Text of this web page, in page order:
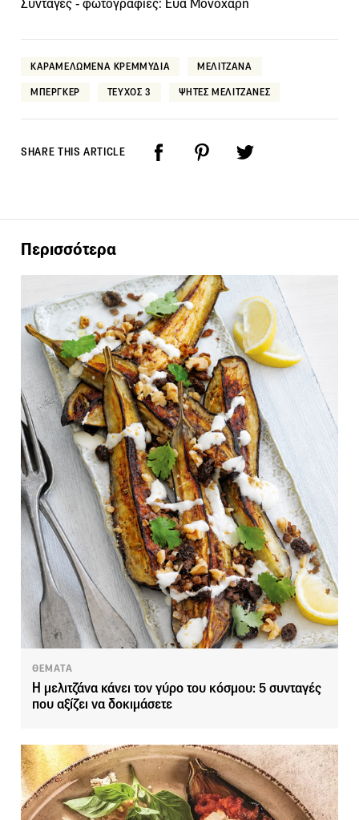
Συνταγές - φωτογραφίες: Εύα Μονοχάρη
ΚΑΡΑΜΕΛΩΜΕΝΑ ΚΡΕΜΜΥΔΙΑ ΜΕΛΙΤΖΑΝΑ
ΜΠΕΡΓΚΕΡ ΤΕΥΧΟΣ 3 ΨΗΤΕΣ ΜΕΛΙΤΖΑΝΕΣ
SHARE THIS ARTICLE
Περισσότερα
ΘΕΜΑΤΑ
Η μελιτζάνα κάνει τον γύρο του κόσμου: 5 συνταγές
που αξίζει να δοκιμάσετε